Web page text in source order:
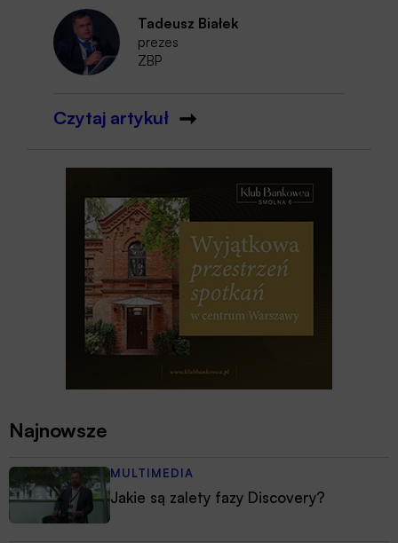
Tadeusz Białek
prezes
ZBP
Czytaj artykuł
Najnowsze
MULTIMEDIA
Jakie są zalety fazy Discovery?